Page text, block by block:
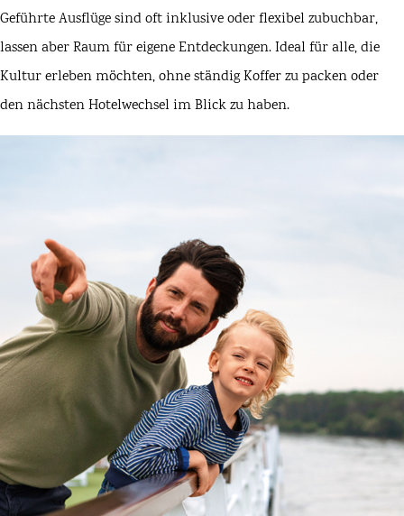
Geführte Ausflüge sind oft inklusive oder flexibel zubuchbar,
lassen aber Raum für eigene Entdeckungen. Ideal für alle, die
Kultur erleben möchten, ohne ständig Koffer zu packen oder
den nächsten Hotelwechsel im Blick zu haben.